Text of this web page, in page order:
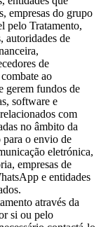
empresas do grupo
pelo Tratamento,
autoridades de
de
ao
gerem fundos de
software e
com
no âmbito da
o envio de
eletrónica,
empresas de
e entidades
através da
si ou pelo